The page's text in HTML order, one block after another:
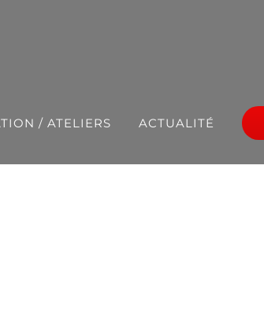
/ ATELIERS ACTUALITÉ